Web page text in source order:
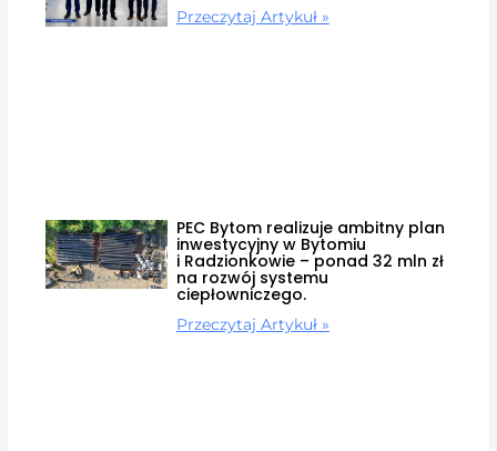
Przeczytaj Artykuł »
PEC Bytom realizuje ambitny plan
inwestycyjny w Bytomiu
i Radzionkowie – ponad 32 mln zł
na rozwój systemu
ciepłowniczego.
Przeczytaj Artykuł »